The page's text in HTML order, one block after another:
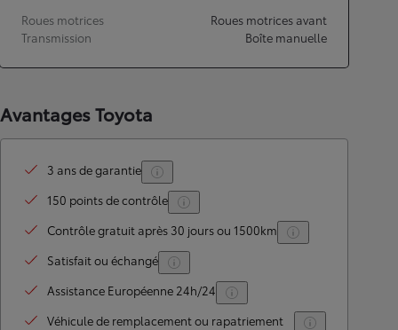
Roues motrices
Roues motrices avant
Transmission
Boîte manuelle
Avantages Toyota
3 ans de garantie
150 points de contrôle
Contrôle gratuit après 30 jours ou 1500km
Satisfait ou échangé
Assistance Européenne 24h/24
Véhicule de remplacement ou rapatriement